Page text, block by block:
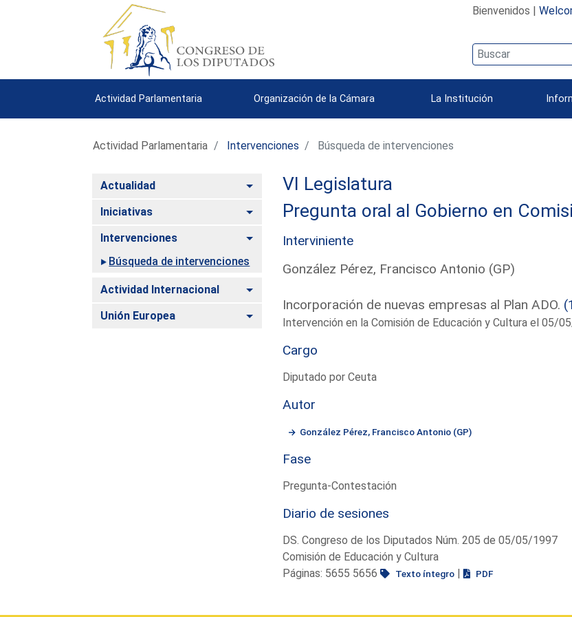
Bienvenidos |
Actividad Parlamentaria Organización de la Cámara La Institución
Actividad Parlamentaria Intervenciones Búsqueda de intervenciones
Actualidad Alternar
Iniciativas Alternar
Intervenciones
Alternar
Búsqueda de intervenciones
Actividad Internacional Alternar
Unión Europea Alternar
VI Legislatura
Pregunta oral al Gobierno en
Interviniente
González Pérez, Francisco Antonio (GP)
Incorporación de nuevas empresas al Plan ADO.
Intervención en la Comisión de Educación y Cultura el 05/
Cargo
Diputado por Ceuta
Autor
González Pérez, Francisco Antonio (GP)
Fase
Pregunta-Contestación
Diario de sesiones
DS. Congreso de los Diputados Núm. 205 de 05/05/1997
Comisión de Educación y Cultura
Páginas: 5655 5656
Texto íntegro| PDF